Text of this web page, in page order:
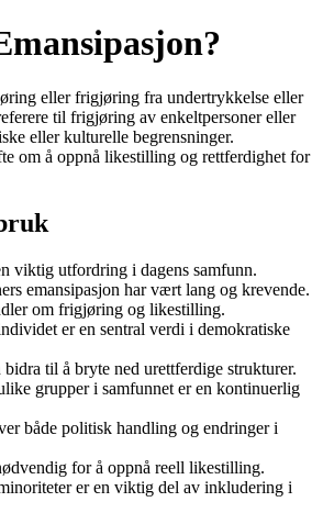
eller frigjøring fra undertrykkelse eller
til frigjøring av enkeltpersoner eller
eller kulturelle begrensninger.
om å oppnå likestilling og rettferdighet for
viktig utfordring i dagens samfunn.
emansipasjon har vært lang og krevende.
om frigjøring og likestilling.
er en sentral verdi i demokratiske
bidra til å bryte ned urettferdige strukturer.
grupper i samfunnet er en kontinuerlig
både politisk handling og endringer i
for å oppnå reell likestilling.
er en viktig del av inkludering i